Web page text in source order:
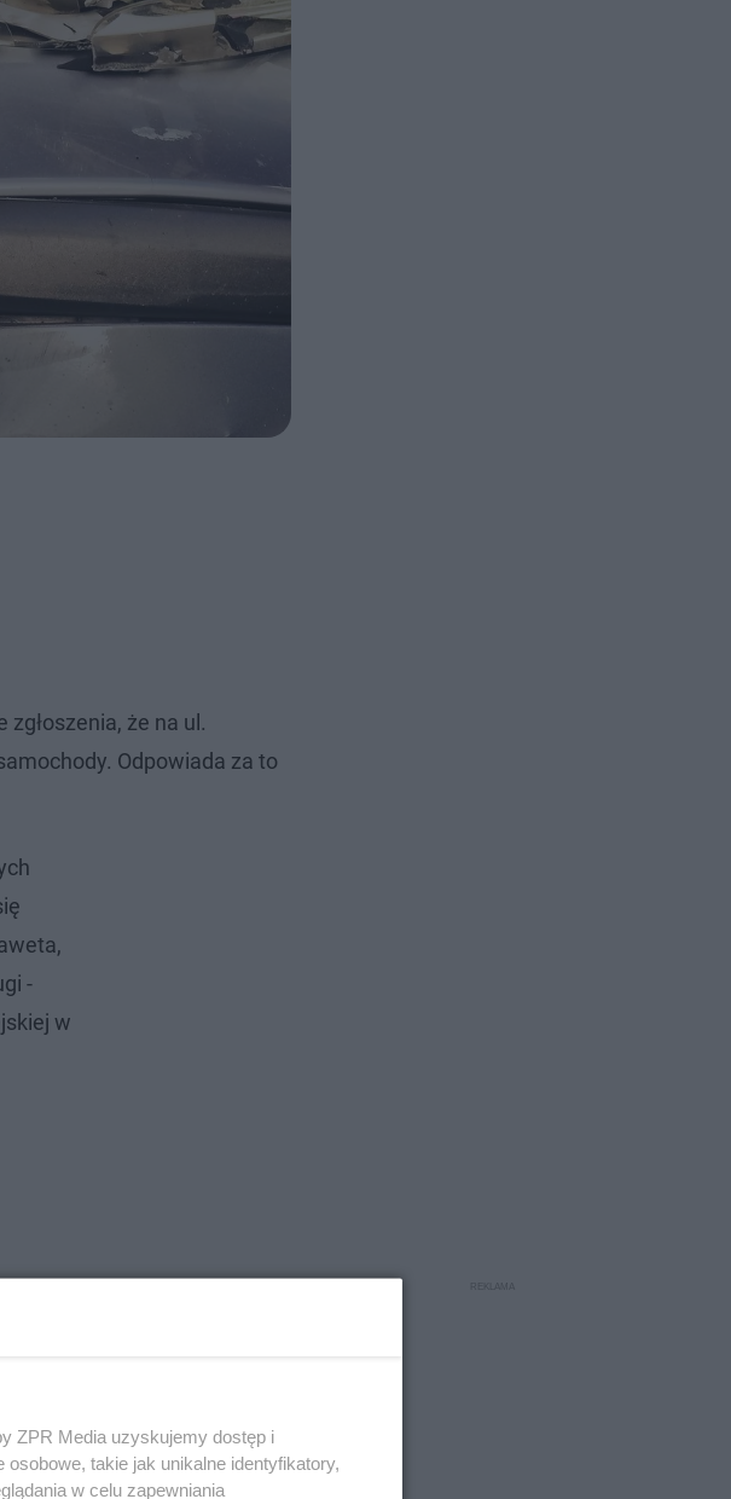
że na ul.
Odpowiada za to
-
w
ZPR Media uzyskujemy dostęp i
takie jak unikalne identyfikatory,
w celu zapewniania